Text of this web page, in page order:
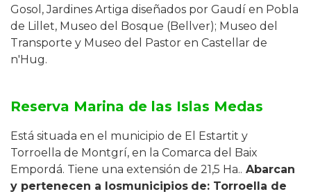
Gosol, Jardines Artiga diseñados por Gaudí en Pobla
de Lillet, Museo del Bosque (Bellver); Museo del
Transporte y Museo del Pastor en Castellar de
n'Hug.
Reserva Marina de las Islas Medas
Está situada en el municipio de El Estartit y
Torroella de Montgrí, en la Comarca del Baix
Empordá. Tiene una extensión de 21,5 Ha.. Abarcan
y pertenecen a losmunicipios de: Torroella de